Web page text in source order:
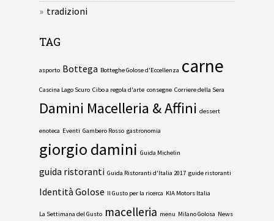
tradizioni
TAG
asporto Bottega Botteghe Golose d'Eccellenza carne
Cascina Lago Scuro Cibo a regola d'arte consegne Corriere della Sera
Damini Macelleria & Affini dessert
enoteca Eventi Gambero Rosso gastronomia
giorgio damini Guida Michelin
guida ristoranti Guida Ristoranti d'Italia 2017 guide ristoranti
Identità Golose Il Gusto per la ricerca KIA Motors Italia
La Settimana del Gusto macelleria menu Milano Golosa News